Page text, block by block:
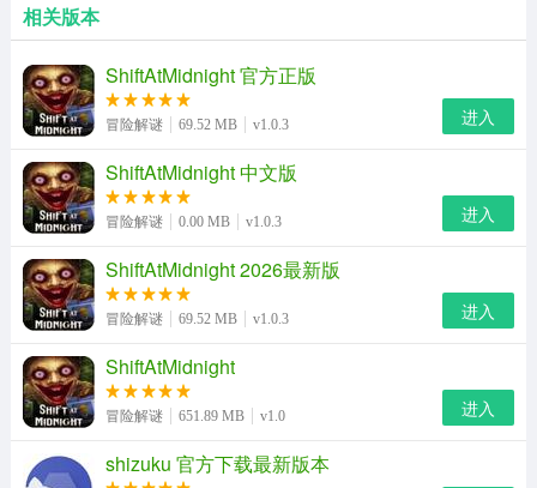
验。
相关版本
ShiftAtMidnight 官方正版
冒险解谜 69.52 MB v1.0.3 进入
ShiftAtMidnight 中文版
冒险解谜 0.00 MB v1.0.3 进入
ShiftAtMidnight 2026最新版
冒险解谜 69.52 MB v1.0.3 进入
ShiftAtMidnight
冒险解谜 651.89 MB v1.0 进入
shizuku 官方下载最新版本